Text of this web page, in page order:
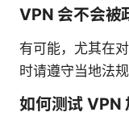
VPN 会不会被
有可能，尤其在
时请遵守当地法
如何测试 VPN